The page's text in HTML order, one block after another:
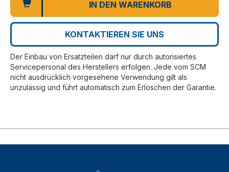
IN DEN WARENKORB
KONTAKTIEREN SIE UNS
Der Einbau von Ersatzteilen darf nur durch autorisiertes
Servicepersonal des Herstellers erfolgen. Jede vom SCM
nicht ausdrücklich vorgesehene Verwendung gilt als
unzulässig und führt automatisch zum Erlöschen der Garantie.